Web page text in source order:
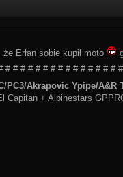
Erłan sobie kupił moto
# # # # # # # # # # # # # # #
PC3/Akrapovic Ypipe/A&R
Capitan + Alpinestars